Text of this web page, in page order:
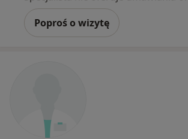
Poproś o wizytę